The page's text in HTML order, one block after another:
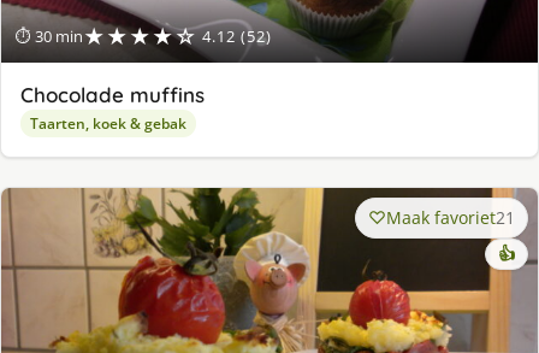
⏱ 30 min★★★★☆ 4.12 (52)
Chocolade muffins
Taarten, koek & gebak
Maak favoriet21
👍